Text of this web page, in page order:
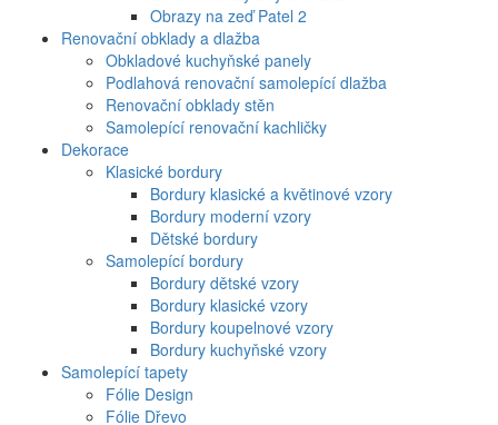
Obrazy na zeď Patel 2
Renovační obklady a dlažba
Obkladové kuchyňské panely
Podlahová renovační samolepící dlažba
Renovační obklady stěn
Samolepící renovační kachličky
Dekorace
Klasické bordury
Bordury klasické a květinové vzory
Bordury moderní vzory
Dětské bordury
Samolepící bordury
Bordury dětské vzory
Bordury klasické vzory
Bordury koupelnové vzory
Bordury kuchyňské vzory
Samolepící tapety
Fólie Design
Fólie Dřevo